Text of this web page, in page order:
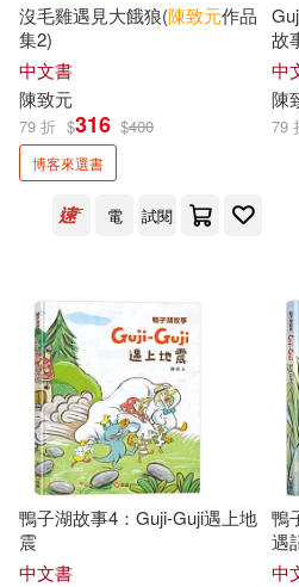
劉如桂(1) 劉旭恭(1)
曾傳輝(1)
曾陽晴(1)
王金選(1) 羅伯特．
艾比蓋兒‧惠特利(1)
茉伊拉・巴特菲爾德(1)
萬華國(1)
明天出版
三民(2) 上誼文化公
二匠文化(1)
宗教文化出版社(1)
配送方式 (可複選)
可超商取貨(54)
可港澳店取(44)
可新加坡店取(44)
可菲律賓店取(44)
沒毛雞遇見大餓狼(陳致元作品
集2)
中文書
陳致元
79 折 $316 $400
博客來選書
電 試閱
故
水
中
陳
79
鴨子湖故事4：Guji-Guji遇上地
震
中文書
鴨
遇
中